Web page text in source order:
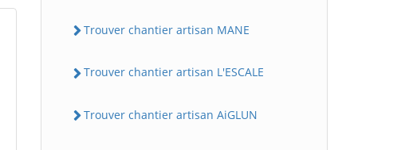
Trouver chantier artisan MANE
Trouver chantier artisan L'ESCALE
Trouver chantier artisan AiGLUN